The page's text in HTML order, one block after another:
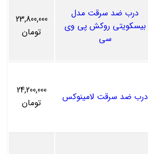
درب ضد سرقت مدل
بیسکویتی روکش پی وی
سی
23,800,000
تومان
درب ضد سرقت لامینوکس
24,200,000
تومان